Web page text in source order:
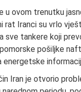
u ovom trenutku
rat Iranci su vrlo
sve tankere koji
pošiljke
energetske
Iran je otvorio